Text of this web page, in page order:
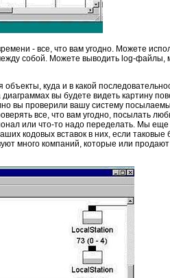
- все, что вам угодно. Можете
собой. Можете выводить log-файлы,
куда и в какой
вы будете видеть картину
вы проверили вашу систему
все, что вам угодно, посылать
или что-то надо переделать. Мы еще
кодовых вставок в них, если
много компаний, которые или